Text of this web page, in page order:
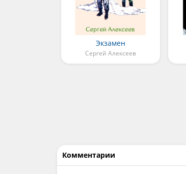
Экзамен
Сергей Алексеев
Комментарии